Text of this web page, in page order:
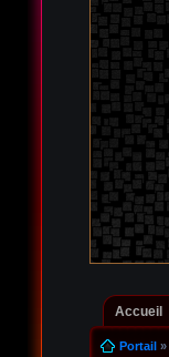
Accueil
Portail»